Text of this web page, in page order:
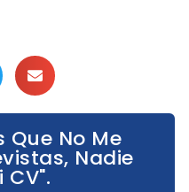
Que No Me
Nadie
CV".